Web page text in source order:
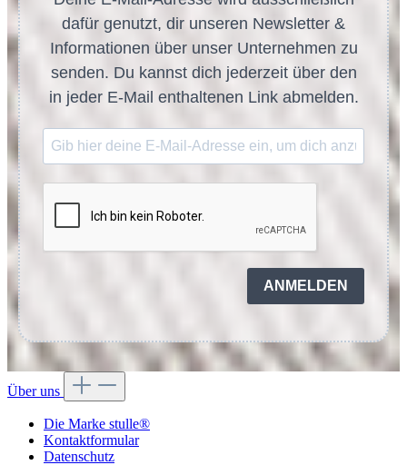
dafür genutzt, dir unseren Newsletter &
Informationen über unser Unternehmen zu
senden. Du kannst dich jederzeit über den
in jeder E-Mail enthaltenen Link abmelden.
ANMELDEN
Über uns
Die Marke stulle®
Kontaktformular
Datenschutz